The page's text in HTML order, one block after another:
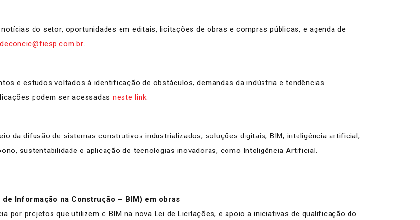
do setor, oportunidades em editais, licitações de obras e compras públicas, e agenda de
deconcic@fiesp.com.br.
e estudos voltados à identificação de obstáculos, demandas da indústria e tendências
podem ser acessadas neste link.
da difusão de sistemas construtivos industrializados, soluções digitais, BIM, inteligência artificial,
sustentabilidade e aplicação de tecnologias inovadoras, como Inteligência Artificial.
Informação na Construção – BIM) em obras
por projetos que utilizem o BIM na nova Lei de Licitações, e apoio a iniciativas de qualificação do